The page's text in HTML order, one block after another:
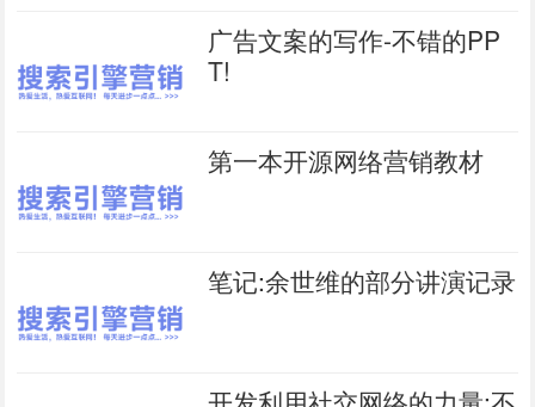
广告文案的写作-不错的PP
T!
第一本开源网络营销教材
笔记:余世维的部分讲演记录